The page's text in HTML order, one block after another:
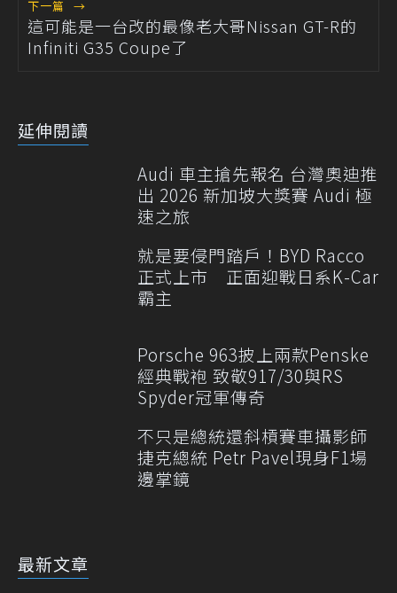
下一篇 →
這可能是一台改的最像老大哥Nissan GT-R的
Infiniti G35 Coupe了
延伸閱讀
Audi 車主搶先報名 台灣奧迪推
出 2026 新加坡大獎賽 Audi 極
速之旅
就是要侵門踏戶！BYD Racco
正式上市 正面迎戰日系K-Car
霸主
Porsche 963披上兩款Penske
經典戰袍 致敬917/30與RS
Spyder冠軍傳奇
不只是總統還斜槓賽車攝影師
捷克總統 Petr Pavel現身F1場
邊掌鏡
最新文章